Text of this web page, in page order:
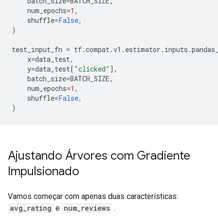
num_epochs=1 ,
shuffle=False,
)
test_input_fn = tf.compat.v1 . estimator . inputs .
x=data_test,
y=data_test [ "clicked" ],
batch_size=BATCH_SIZE,
num_epochs=1 ,
shuffle=False,
)
Ajustando Árvores com Gradiente
Impulsionado
Vamos começar com apenas duas características:
avg_rating e num_reviews .